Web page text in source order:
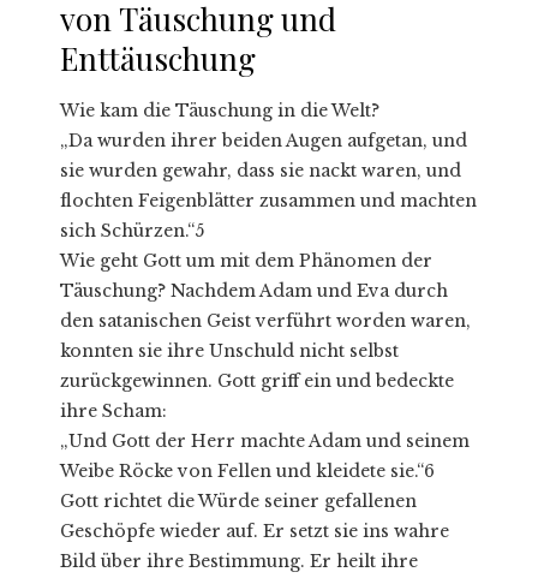
von Täuschung und
Enttäuschung
Wie kam die Täuschung in die Welt?
„Da wurden ihrer beiden Augen aufgetan, und
sie wurden gewahr, dass sie nackt waren, und
flochten Feigenblätter zusammen und machten
sich Schürzen.“5
Wie geht Gott um mit dem Phänomen der
Täuschung? Nachdem Adam und Eva durch
den satanischen Geist verführt worden waren,
konnten sie ihre Unschuld nicht selbst
zurückgewinnen. Gott griff ein und bedeckte
ihre Scham:
„Und Gott der Herr machte Adam und seinem
Weibe Röcke von Fellen und kleidete sie.“6
Gott richtet die Würde seiner gefallenen
Geschöpfe wieder auf. Er setzt sie ins wahre
Bild über ihre Bestimmung. Er heilt ihre